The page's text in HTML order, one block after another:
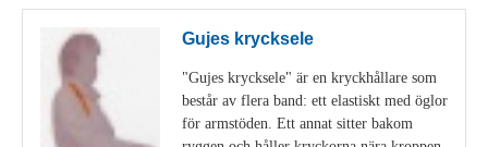
Gujes krycksele
"Gujes krycksele" är en kryckhållare som
består av flera band: ett elastiskt med öglor
för armstöden. Ett annat sitter bakom